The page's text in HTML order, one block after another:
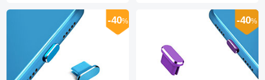
-40% -40%